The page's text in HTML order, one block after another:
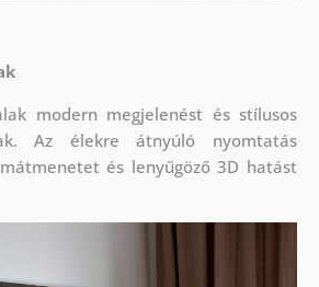
modern megjelenést és stílusos
Az élekre átnyúló nyomtatás
és lenyűgöző 3D hatást